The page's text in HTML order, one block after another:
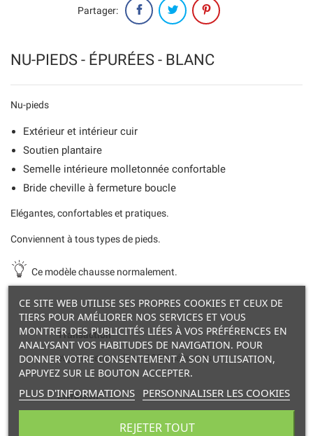
NU-PIEDS - ÉPURÉES - BLANC
Nu-pieds
Extérieur et intérieur cuir
Soutien plantaire
Semelle intérieure molletonnée confortable
Bride cheville à fermeture boucle
Elégantes, confortables et pratiques.
Conviennent à tous types de pieds.
Ce modèle chausse normalement.
Transaction
et paiement en ligne 100% sécurisés.
Livraison
Partager:
CE SITE WEB UTILISE SES PROPRES COOKIES ET CEUX DE
TIERS POUR AMÉLIORER NOS SERVICES ET VOUS
MONTRER DES PUBLICITÉS LIÉES À VOS PRÉFÉRENCES EN
ANALYSANT VOS HABITUDES DE NAVIGATION. POUR
DONNER VOTRE CONSENTEMENT À SON UTILISATION,
APPUYEZ SUR LE BOUTON ACCEPTER.
PLUS D'INFORMATIONS PERSONNALISER LES COOKIES
REJETER TOUT